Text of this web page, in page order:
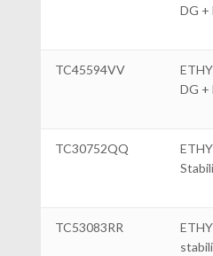
DG +
TC45594VV
DG +
TC30752QQ
TC53083RR